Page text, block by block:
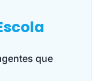
que